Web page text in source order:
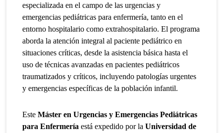
especializada en el campo de las urgencias y
emergencias pediátricas para enfermería, tanto en el
entorno hospitalario como extrahospitalario. El programa
aborda la atención integral al paciente pediátrico en
situaciones críticas, desde la asistencia básica hasta el
uso de técnicas avanzadas en pacientes pediátricos
traumatizados y críticos, incluyendo patologías urgentes
y emergencias específicas de la población infantil.
EsteMáster en Urgencias y Emergencias Pediátricas
para Enfermería está expedido por laUniversidad de